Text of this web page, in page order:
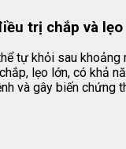
trị chắp và
tự khỏi sau khoảng
lẹo lớn, có khả
và gây biến chứng